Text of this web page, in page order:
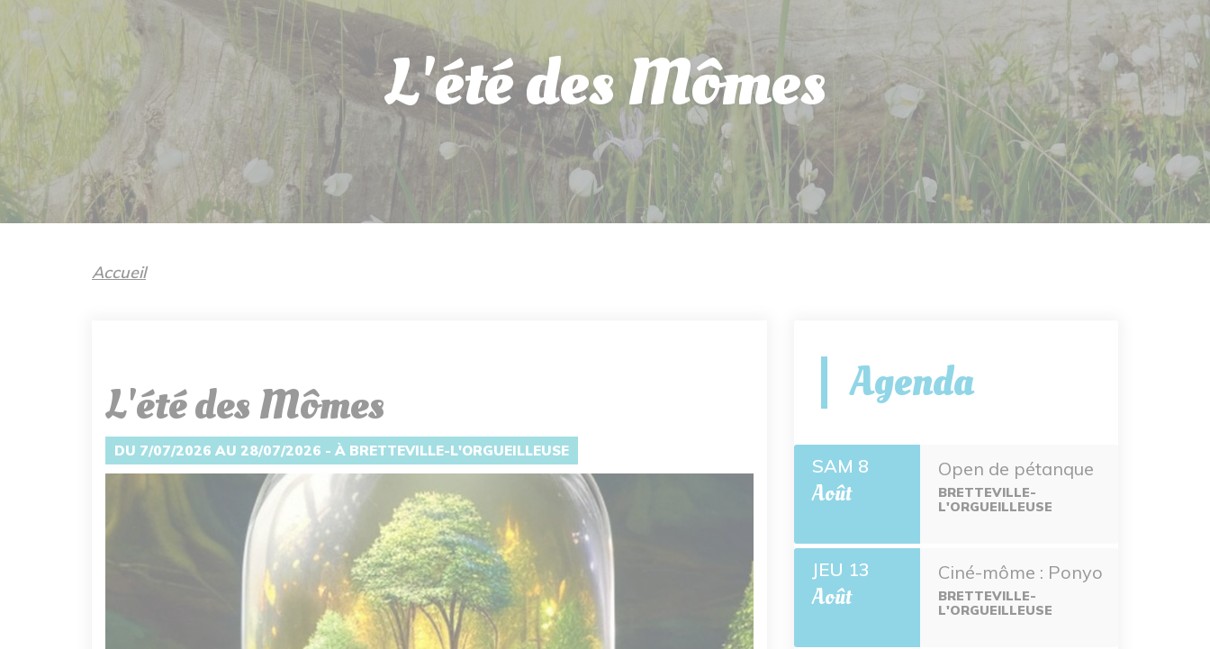
L'été des Mômes
Accueil
L'été des Mômes
DU 7/07/2026 AU 28/07/2026 - À BRETTEVILLE-L'ORGUEILLEUSE
Agenda
SAM 8
Août
Open de pétanque
BRETTEVILLE-
L'ORGUEILLEUSE
JEU 13
Août
Ciné-môme : Ponyo
BRETTEVILLE-
L'ORGUEILLEUSE